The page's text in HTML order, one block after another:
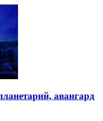
авангард